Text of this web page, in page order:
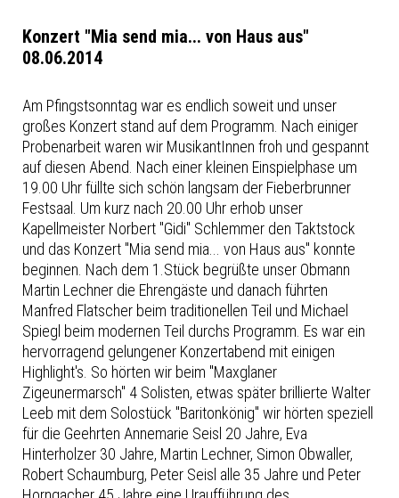
Konzert "Mia send mia... von Haus aus"
08.06.2014
Am Pfingstsonntag war es endlich soweit und unser
großes Konzert stand auf dem Programm. Nach einiger
Probenarbeit waren wir MusikantInnen froh und gespannt
auf diesen Abend. Nach einer kleinen Einspielphase um
19.00 Uhr füllte sich schön langsam der Fieberbrunner
Festsaal. Um kurz nach 20.00 Uhr erhob unser
Kapellmeister Norbert "Gidi" Schlemmer den Taktstock
und das Konzert "Mia send mia... von Haus aus" konnte
beginnen. Nach dem 1.Stück begrüßte unser Obmann
Martin Lechner die Ehrengäste und danach führten
Manfred Flatscher beim traditionellen Teil und Michael
Spiegl beim modernen Teil durchs Programm. Es war ein
hervorragend gelungener Konzertabend mit einigen
Highlight's. So hörten wir beim "Maxglaner
Zigeunermarsch" 4 Solisten, etwas später brillierte Walter
Leeb mit dem Solostück "Baritonkönig" wir hörten speziell
für die Geehrten Annemarie Seisl 20 Jahre, Eva
Hinterholzer 30 Jahre, Martin Lechner, Simon Obwaller,
Robert Schaumburg, Peter Seisl alle 35 Jahre und Peter